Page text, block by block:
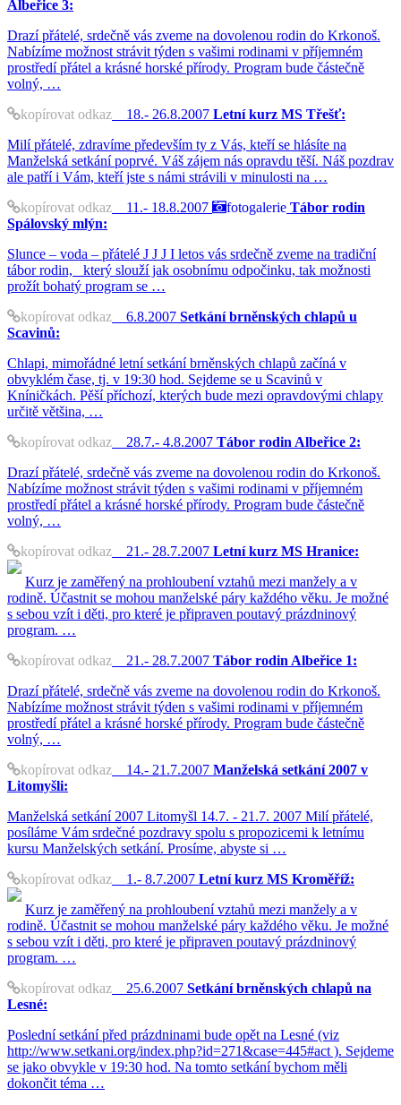
Albeřice 3:
Drazí přátelé, srdečně vás zveme na dovolenou rodin do Krkonoš.
Nabízíme možnost strávit týden s vašimi rodinami v příjemném
prostředí přátel a krásné horské přírody. Program bude částečně
volný, …
kopírovat odkaz 18.- 26.8.2007 Letní kurz MS Třešť:
Milí přátelé, zdravíme především ty z Vás, kteří se hlásíte na
Manželská setkání poprvé. Váš zájem nás opravdu těší. Náš pozdrav
ale patří i Vám, kteří jste s námi strávili v minulosti na …
kopírovat odkaz 11.- 18.8.2007 fotogalerie Tábor rodin
Spálovský mlýn:
Slunce – voda – přátelé J J J I letos vás srdečně zveme na tradiční
tábor rodin, který slouží jak osobnímu odpočinku, tak možnosti
prožít bohatý program se …
kopírovat odkaz 6.8.2007 Setkání brněnských chlapů u
Scavinů:
Chlapi, mimořádné letní setkání brněnských chlapů začíná v
obvyklém čase, tj. v 19:30 hod. Sejdeme se u Scavinů v
Kníničkách. Pěší příchozí, kterých bude mezi opravdovými chlapy
určitě většina, …
kopírovat odkaz 28.7.- 4.8.2007 Tábor rodin Albeřice 2:
Drazí přátelé, srdečně vás zveme na dovolenou rodin do Krkonoš.
Nabízíme možnost strávit týden s vašimi rodinami v příjemném
prostředí přátel a krásné horské přírody. Program bude částečně
volný, …
kopírovat odkaz 21.- 28.7.2007 Letní kurz MS Hranice:
Kurz je zaměřený na prohloubení vztahů mezi manžely a v
rodině. Účastnit se mohou manželské páry každého věku. Je možné
s sebou vzít i děti, pro které je připraven poutavý prázdninový
program. …
kopírovat odkaz 21.- 28.7.2007 Tábor rodin Albeřice 1:
Drazí přátelé, srdečně vás zveme na dovolenou rodin do Krkonoš.
Nabízíme možnost strávit týden s vašimi rodinami v příjemném
prostředí přátel a krásné horské přírody. Program bude částečně
volný, …
kopírovat odkaz 14.- 21.7.2007 Manželská setkání 2007 v
Litomyšli:
Manželská setkání 2007 Litomyšl 14.7. - 21.7. 2007 Milí přátelé,
posíláme Vám srdečné pozdravy spolu s propozicemi k letnímu
kursu Manželských setkání. Prosíme, abyste si …
kopírovat odkaz 1.- 8.7.2007 Letní kurz MS Kroměříž:
Kurz je zaměřený na prohloubení vztahů mezi manžely a v
rodině. Účastnit se mohou manželské páry každého věku. Je možné
s sebou vzít i děti, pro které je připraven poutavý prázdninový
program. …
kopírovat odkaz 25.6.2007 Setkání brněnských chlapů na
Lesné:
Poslední setkání před prázdninami bude opět na Lesné (viz
http://www.setkani.org/index.php?id=271&case=445#act ). Sejdeme
se jako obvykle v 19:30 hod. Na tomto setkání bychom měli
dokončit téma …